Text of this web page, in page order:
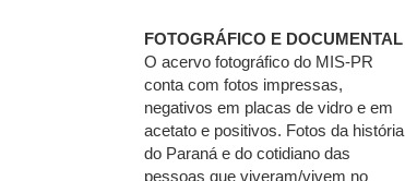
FOTOGRÁFICO E DOCUMENTAL
O acervo fotográfico do MIS-PR
conta com fotos impressas,
negativos em placas de vidro e em
acetato e positivos. Fotos da história
do Paraná e do cotidiano das
pessoas que viveram/vivem no